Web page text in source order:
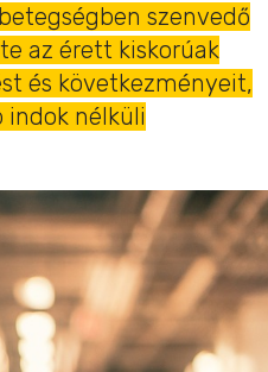
szenvedő
az érett kiskorúak
és következményeit,
indok nélküli